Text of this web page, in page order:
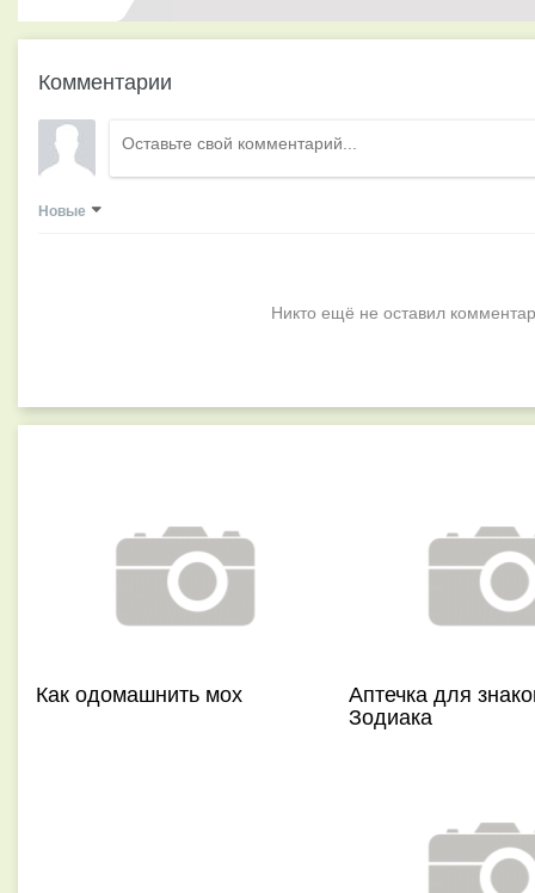
Комментарии
Новые
Никто ещё не оставил
Как одомашнить мох Аптечка для
Зодиака